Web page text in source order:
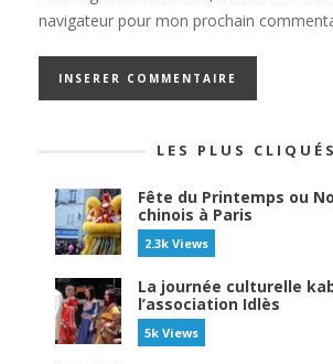
navigateur pour mon prochain
LES PLUS CLIQUÉS
Fête du Printemps ou
chinois à Paris
2.3k Views
La journée culturelle
l’association Idlès
5k Views